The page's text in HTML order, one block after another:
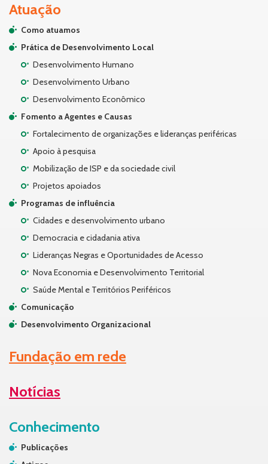
Atuação
Como atuamos
Prática de Desenvolvimento Local
Desenvolvimento Humano
Desenvolvimento Urbano
Desenvolvimento Econômico
Fomento a Agentes e Causas
Fortalecimento de organizações e lideranças periféricas
Apoio à pesquisa
Mobilização de ISP e da sociedade civil
Projetos apoiados
Programas de influência
Cidades e desenvolvimento urbano
Democracia e cidadania ativa
Lideranças Negras e Oportunidades de Acesso
Nova Economia e Desenvolvimento Territorial
Saúde Mental e Territórios Periféricos
Comunicação
Desenvolvimento Organizacional
Fundação em rede
Notícias
Conhecimento
Publicações